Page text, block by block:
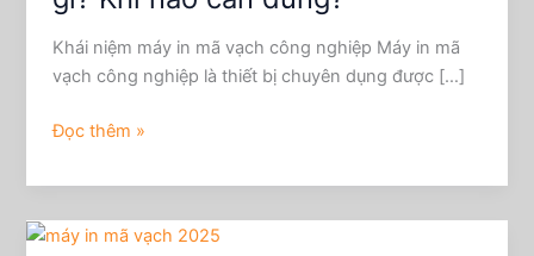
Khái niệm máy in mã vạch công nghiệp Máy in mã
vạch công nghiệp là thiết bị chuyên dụng được […]
mã
vạch
công
là
Khi
nào
cần
Đọc thêm »
Top